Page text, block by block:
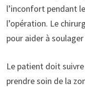
l’inconfort pendant
l’opération. Le
pour aider à
Le patient doit
prendre soin de la